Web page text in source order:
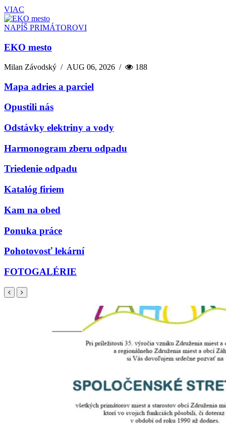
VIAC
NAPÍŠ PRIMÁTOROVI
EKO mesto
Milan Závodský /AUG 06, 2026 / 188
Mapa adries a parciel
Opustili nás
Odstávky elektriny a vody
Harmonogram zberu odpadu
Triedenie odpadu
Katalóg firiem
Kam na obed
Ponuka práce
Pohotovosť lekární
FOTOGALÉRIE